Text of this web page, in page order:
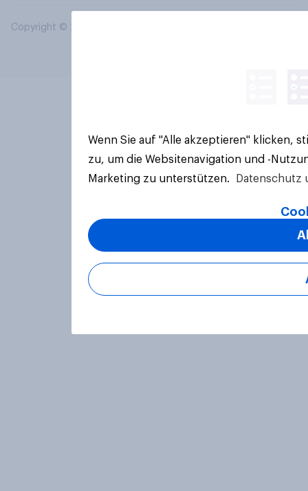
Copyright © 2026 YouGov PLC. Alle Rechte vorbehalten.
Wenn Sie auf "Alle akzeptieren" klicken,
zu, um die Websitenavigation und -
Marketing zu unterstützen.
Datenschutz